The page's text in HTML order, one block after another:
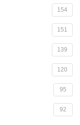
154
151
139
120
95
92